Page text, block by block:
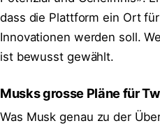
dass die Plattform ein Ort
Innovationen werden soll.
ist bewusst gewählt.
Musks grosse Pläne für
Was Musk genau zu der